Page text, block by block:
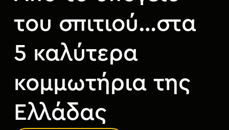
μ
του σπιτιού…στα
5 καλύτερα
κομμωτήρια της
Ελλάδας